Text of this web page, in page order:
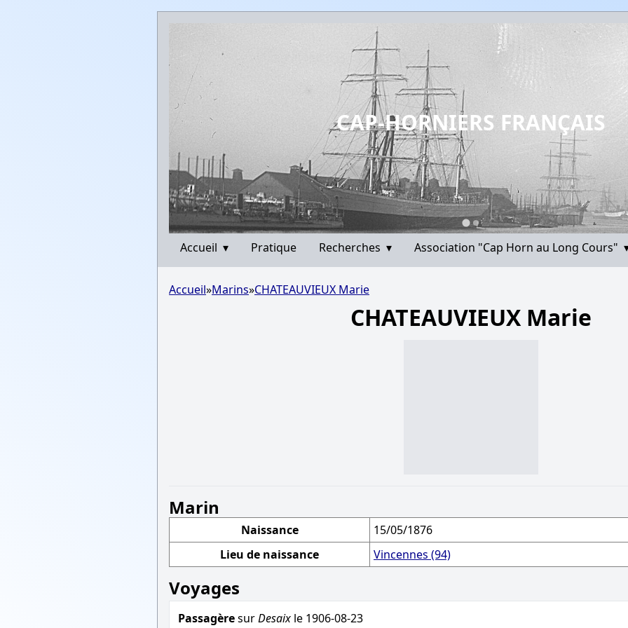
CAP-HORNIERS FRANÇAIS
Accueil ▾ Pratique Recherches ▾ Association "Cap Horn au Long Cours"
Accueil»Marins»CHATEAUVIEUX Marie
CHATEAUVIEUX Marie
Marin
Naissance
15/05/1876
Lieu de naissance
Vincennes (94)
Voyages
PassagèresurDesaix le 1906-08-23